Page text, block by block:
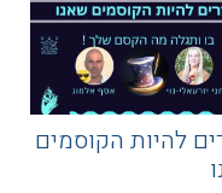
להיות הקוסמים